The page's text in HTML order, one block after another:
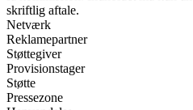
skriftlig aftale.
Netværk
Reklamepartner
Støttegiver
Provisionstager
Støtte
Pressezone